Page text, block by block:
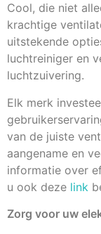
Cool, die niet
krachtige
uitstekende
luchtreiniger en
luchtzuivering.
Elk merk
van de juiste
aangename en
informatie over
u ook deze link
Zorg voor uw